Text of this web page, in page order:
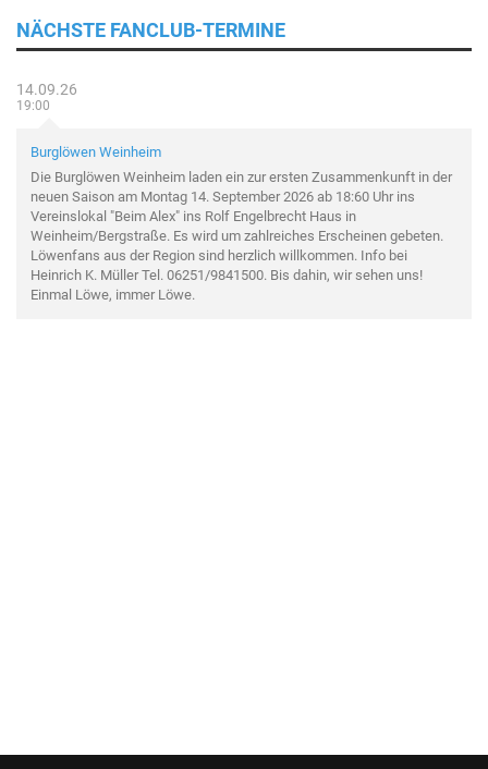
NÄCHSTE FANCLUB-TERMINE
14.09.26
19:00
Burglöwen Weinheim
Die Burglöwen Weinheim laden ein zur ersten Zusammenkunft in der
neuen Saison am Montag 14. September 2026 ab 18:60 Uhr ins
Vereinslokal "Beim Alex" ins Rolf Engelbrecht Haus in
Weinheim/Bergstraße. Es wird um zahlreiches Erscheinen gebeten.
Löwenfans aus der Region sind herzlich willkommen. Info bei
Heinrich K. Müller Tel. 06251/9841500. Bis dahin, wir sehen uns!
Einmal Löwe, immer Löwe.